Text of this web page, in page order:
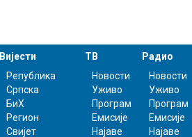
Вијести
Република
Српска
БиХ
Регион
Свијет
ТВ
Новости
Уживо
Програм
Емисије
Најаве
Радио
Новости
Уживо
Програм
Емисије
Најаве